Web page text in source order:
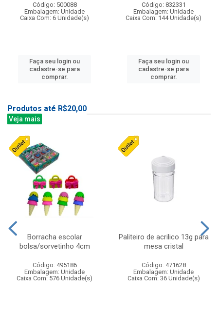
Código: 500088
Embalagem: Unidade
Caixa Com: 6 Unidade(s)
Faça seu login ou
cadastre-se para
comprar.
Código: 832331
Embalagem: Unidade
Caixa Com: 144 Unidade(s)
Faça seu login ou
cadastre-se para
comprar.
Produtos até R$20,00
Veja mais
Borracha escolar
bolsa/sorvetinho 4cm
Código: 495186
Embalagem: Unidade
Caixa Com: 576 Unidade(s)
Paliteiro de acrilico 13g para
mesa cristal
Código: 471628
Embalagem: Unidade
Caixa Com: 36 Unidade(s)